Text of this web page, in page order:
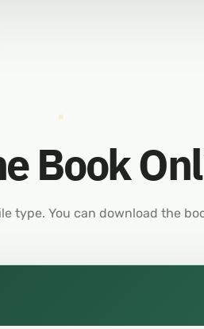
Book
type. You can download the